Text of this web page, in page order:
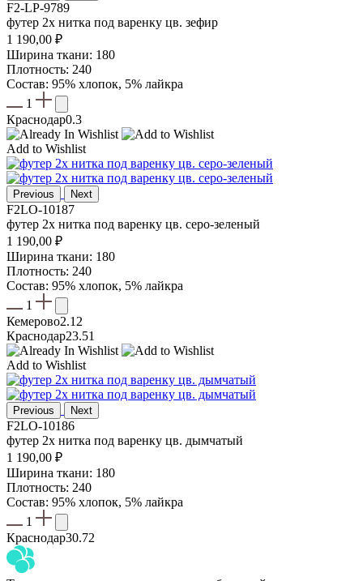
F2-LP-9789
футер 2х нитка под варенку цв. зефир
1 190,00 ₽
Ширина ткани: 180
Плотность: 240
Состав: 95% хлопок, 5% лайкра
1
Краснодар0.3
Add to Wishlist
Previous Next
F2LO-10187
футер 2х нитка под варенку цв. серо-зеленый
1 190,00 ₽
Ширина ткани: 180
Плотность: 240
Состав: 95% хлопок, 5% лайкра
1
Кемерово2.12
Краснодар23.51
Add to Wishlist
Previous Next
F2LO-10186
футер 2х нитка под варенку цв. дымчатый
1 190,00 ₽
Ширина ткани: 180
Плотность: 240
Состав: 95% хлопок, 5% лайкра
1
Краснодар30.72